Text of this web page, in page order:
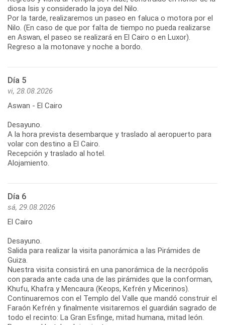
diosa Isis y considerado la joya del Nilo.
Por la tarde, realizaremos un paseo en faluca o motora por el
Nilo. (En caso de que por falta de tiempo no pueda realizarse
en Aswan, el paseo se realizará en El Cairo o en Luxor).
Regreso a la motonave y noche a bordo.
Día 5
vi, 28.08.2026
Aswan - El Cairo
Desayuno.
A la hora prevista desembarque y traslado al aeropuerto para
volar con destino a El Cairo.
Recepción y traslado al hotel.
Alojamiento.
Día 6
sá, 29.08.2026
El Cairo
Desayuno.
Salida para realizar la visita panorámica a las Pirámides de
Guiza.
Nuestra visita consistirá en una panorámica de la necrópolis
con parada ante cada una de las pirámides que la conforman,
Khufu, Khafra y Mencaura (Keops, Kefrén y Micerinos).
Continuaremos con el Templo del Valle que mandó construir el
Faraón Kefrén y finalmente visitaremos el guardián sagrado de
todo el recinto: La Gran Esfinge, mitad humana, mitad león.